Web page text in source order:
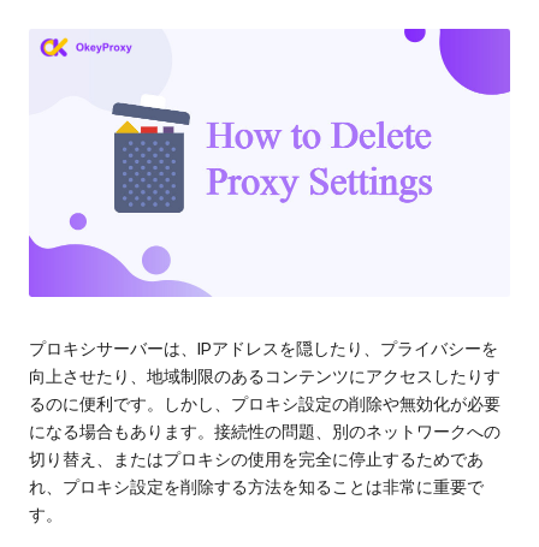
対
レ
デ
ン
シ
ャ
ル
プ
料
の
ラ
ア
ル、
プ
ロ
キ
シ
設
プロキシサーバーは、IPアドレスを隠したり、プライバシーを
向上させたり、地域制限のあるコンテンツにアクセスしたりす
るのに便利です。しかし、プロキシ設定の削除や無効化が必要
になる場合もあります。接続性の問題、別のネットワークへの
切り替え、またはプロキシの使用を完全に停止するためであ
れ、プロキシ設定を削除する方法を知ることは非常に重要で
す。